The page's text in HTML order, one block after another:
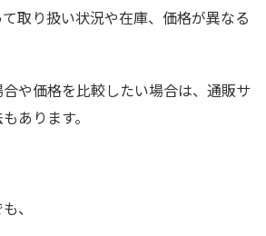
取り扱い状況や在庫、価格が異なる
や価格を比較したい場合は、通販サ
あります。
、